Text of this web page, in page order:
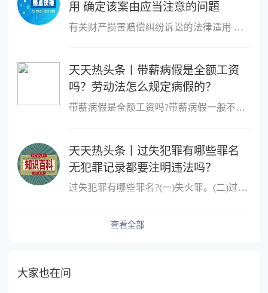
用 确定该案由应当注意的问題
有关财产损害赔偿纠纷诉讼的法律适用 确定该案由应当注意的问題处
天天热头条丨带薪病假是全额工资
吗？劳动法怎么规定病假的？
带薪病假是全额工资吗?带薪病假一般不是全额工资。根据法律规定,职
天天热头条丨过失犯罪有哪些罪名
无犯罪记录都要注明违法吗？
过失犯罪有哪些罪名?(一)失火罪。(二)过失决水罪。(三)过失爆炸罪。
查看全部
大家也在问